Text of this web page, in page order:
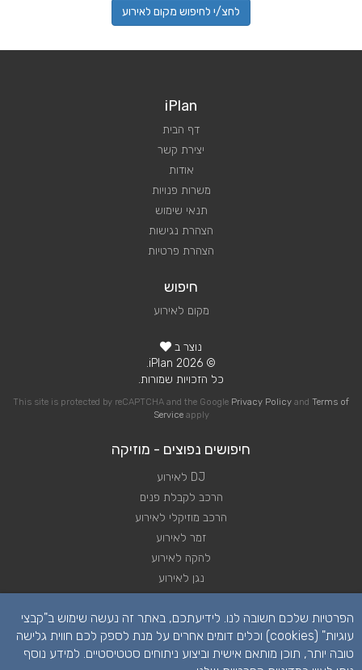
לחצ/י לחיפוש מקום לאירוע
iPlan
דף הבית
יצירת קשר
אודות
משרות פנויות
תנאי שימוש
הצהרת נגישות
הצהרת פרטיות
חיפוש
מקום לאירוע
נוצר ב
© 2026 iPlan.
כל הזכויות שמורות.
This site is protected by reCAPTCHA and the Google Privacy Policy and Terms of
Serviceapply
חיפושים נפוצים - מוזיקה
DJ לאירוע
הרכב לקבלת פנים
הרכב מוזיקלי לאירוע
זמר לאירוע
להקה לאירוע
נגן לאירוע
תקליטן לאירוע
הפרטיות שלכם חשובה לנו. לידיעתכם, באתר זה נעשה שימוש ב"קבצי
עוגיות" (cookies) וכלים דומים אחרים על מנת לספק לכם חווית גלישה
טובה יותר, תוכן מותאם אישית וביצוע ניתוחים סטטיסטיים. למידע נוסף